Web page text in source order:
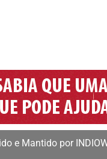
e Mantido por